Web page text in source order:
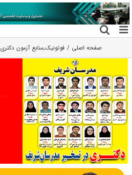
رفتن
به
محتوا
صفحه اصلی فوتونیک,منابع آزمون دکتری